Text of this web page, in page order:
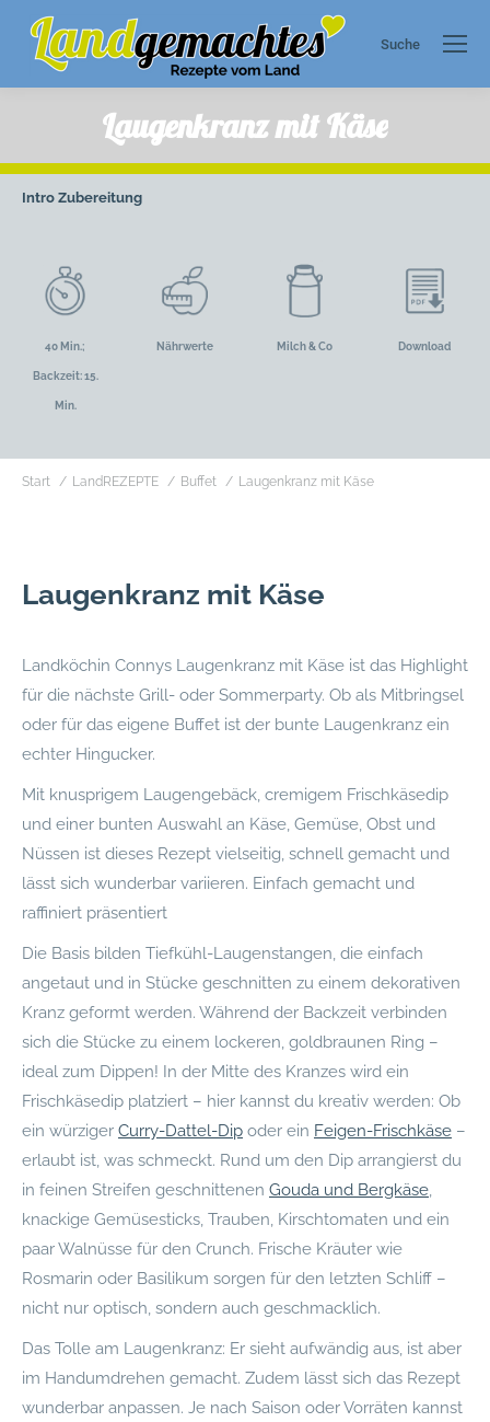
Search:
Suche
Laugenkranz mit Käse
Intro Zubereitung
40 Min.;
Backzeit: 15.
Min.
Nährwerte Milch & Co Download
Sie befinden sich hier:
Start LandREZEPTE Buffet Laugenkranz mit Käse
Laugenkranz mit Käse
Landköchin Connys Laugenkranz mit Käse ist das Highlight
für die nächste Grill- oder Sommerparty. Ob als Mitbringsel
oder für das eigene Buffet ist der bunte Laugenkranz ein
echter Hingucker.
Mit knusprigem Laugengebäck, cremigem Frischkäsedip
und einer bunten Auswahl an Käse, Gemüse, Obst und
Nüssen ist dieses Rezept vielseitig, schnell gemacht und
lässt sich wunderbar variieren. Einfach gemacht und
raffiniert präsentiert
Die Basis bilden Tiefkühl-Laugenstangen, die einfach
angetaut und in Stücke geschnitten zu einem dekorativen
Kranz geformt werden. Während der Backzeit verbinden
sich die Stücke zu einem lockeren, goldbraunen Ring –
ideal zum Dippen! In der Mitte des Kranzes wird ein
Frischkäsedip platziert – hier kannst du kreativ werden: Ob
ein würziger Curry-Dattel-Dip oder ein Feigen-Frischkäse –
erlaubt ist, was schmeckt. Rund um den Dip arrangierst du
in feinen Streifen geschnittenen Gouda und Bergkäse,
knackige Gemüsesticks, Trauben, Kirschtomaten und ein
paar Walnüsse für den Crunch. Frische Kräuter wie
Rosmarin oder Basilikum sorgen für den letzten Schliff –
nicht nur optisch, sondern auch geschmacklich.
Das Tolle am Laugenkranz: Er sieht aufwändig aus, ist aber
im Handumdrehen gemacht. Zudem lässt sich das Rezept
wunderbar anpassen. Je nach Saison oder Vorräten kannst